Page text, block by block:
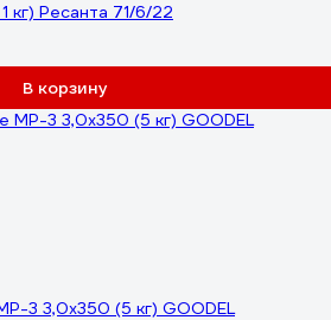
Ресанта 71/6/22
В корзину
3 3,0х350 (5 кг) GOODEL